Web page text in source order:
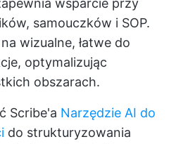
wsparcie przy
samouczków i SOP.
wizualne, łatwe do
optymalizując
obszarach.
Scribe'a Narzędzie AI do
do strukturyzowania